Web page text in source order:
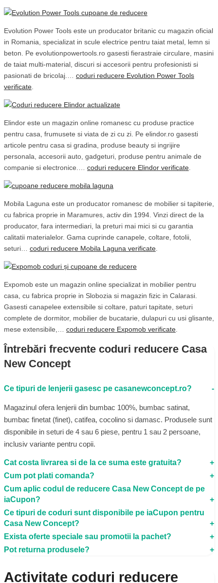
Evolution Power Tools este un producator britanic cu magazin oficial
in Romania, specializat in scule electrice pentru taiat metal, lemn si
beton. Pe evolutionpowertools.ro gasesti fierastraie circulare, masini
de taiat multi-material, discuri si accesorii pentru profesionisti si
pasionati de bricolaj.… coduri reducere Evolution Power Tools
verificate
Elindor este un magazin online romanesc cu produse practice
pentru casa, frumusete si viata de zi cu zi. Pe elindor.ro gasesti
articole pentru casa si gradina, produse beauty si ingrijire
personala, accesorii auto, gadgeturi, produse pentru animale de
companie si electronice.… coduri reducere Elindor verificate
Mobila Laguna este un producator romanesc de mobilier si tapiterie,
cu fabrica proprie in Maramures, activ din 1994. Vinzi direct de la
producator, fara intermediari, la preturi mai mici si cu garantia
calitatii materialelor. Gama cuprinde canapele, coltare, fotolii,
seturi… coduri reducere Mobila Laguna verificate
Expomob este un magazin online specializat in mobilier pentru
casa, cu fabrica proprie in Slobozia si magazin fizic in Calarasi.
Gasesti canapelee extensibile si coltare, paturi tapitate, seturi
complete de dormitor, mobilier de bucatarie, dulapuri cu usi glisante,
mese extensibile,… coduri reducere Expomob verificate
Întrebări frecvente coduri reducere Casa
New Concept
Ce tipuri de lenjerii gasesc pe casanewconcept.ro?
Magazinul ofera lenjerii din bumbac 100%, bumbac satinat,
bumbac finetat (finet), catifea, cocolino si damasc. Produsele sunt
disponibile in seturi de 4 sau 6 piese, pentru 1 sau 2 persoane,
inclusiv variante pentru copii.
Cat costa livrarea si de la ce suma este gratuita?
Cum pot plati comanda?
Cum aplic codul de reducere Casa New Concept de pe
iaCupon?
Ce tipuri de coduri sunt disponibile pe iaCupon pentru
Casa New Concept?
Exista oferte speciale sau promotii la pachet?
Pot returna produsele?
Activitate coduri reducere